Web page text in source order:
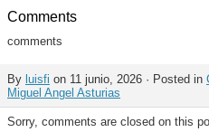
Comments
comments
By luisfi on 11 junio, 2026 · Posted in
Miguel Angel Asturias
Sorry, comments are closed on this